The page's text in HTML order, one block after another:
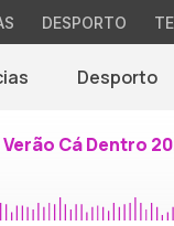
DESPORTO
Desporto
Verão Cá Dentro